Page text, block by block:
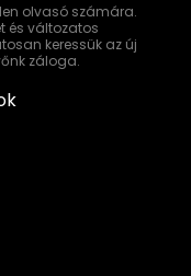
olvasó számára.
és változatos
keressük az új
záloga.